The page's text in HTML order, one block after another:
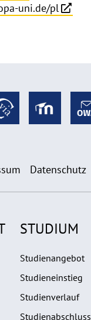
uni.de/pl
Datenschutz
STUDIUM
Studienangebot
Studieneinstieg
Studienverlauf
Studienabschluss